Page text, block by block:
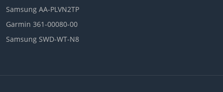
Samsung AA-PLVN2TP
Garmin 361-00080-00
Samsung SWD-WT-N8